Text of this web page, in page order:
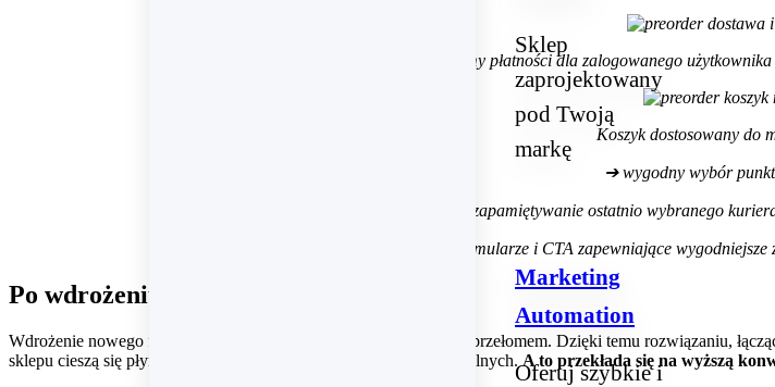
Sklep
zaprojektowany
pod Twoją
markę
Marketing
Automation
Oferuj szybkie i
Zapisane formy dostawy i formy płatności dla zalogowanego
Koszyk dostosowany do
➔ wygodny wybór
➔ zapamiętywanie ostatnio wybranego
➔ duże, wygodne formularze i CTA zapewniające
Po wdrożeniu: pierwsze efekty
Wdrożenie nowego frontendu Preorder.pl w technologii PWA było przełomem. Dzięki temu rozwiązaniu,
sklepu cieszą się płynnym i działaniem strony na urządzeniach mobilnych. A to przekłada się na wyższą